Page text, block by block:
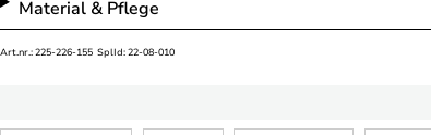
Material & Pflege
Art.nr.: 225-226-155 SplId: 22-08-010